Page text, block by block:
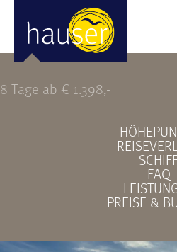
SKANDINAVIEN-HIGHLIGHTS
8 Tage ab € 1.398,-
FAQ
PREISE &